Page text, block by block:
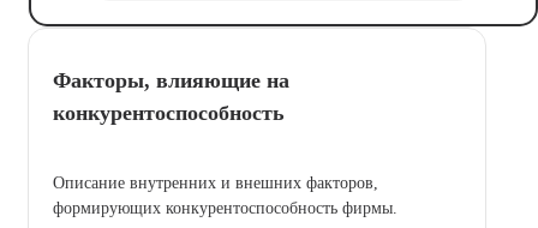
Факторы, влияющие на
конкурентоспособность
Описание внутренних и внешних факторов,
формирующих конкурентоспособность фирмы.